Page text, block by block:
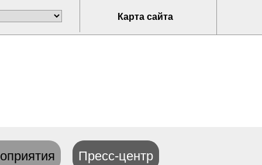
Карта сайта
Пресс-центр